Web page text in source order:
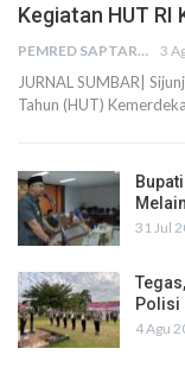
Kegiatan HUT RI
PEMRED SAPTARIUS 3
JURNAL SUMBAR|
Tahun (HUT)
31 Jul
Polisi
4 Agu